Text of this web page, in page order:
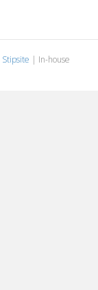
Stipsite | In-house